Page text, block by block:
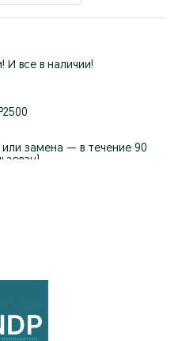
И все в наличии!
или замена — в течение 90
автозапчастей для
покупки.